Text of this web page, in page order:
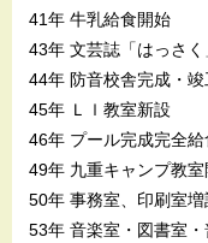
41年 牛乳給食開始
43年 文芸誌「はっさ
44年 防音校舎完成・竣
45年 Ｌｌ教室新設
46年 プール完成完全
49年 九重キャンプ教室
50年 事務室、印刷室増
53年 音楽室・図書室